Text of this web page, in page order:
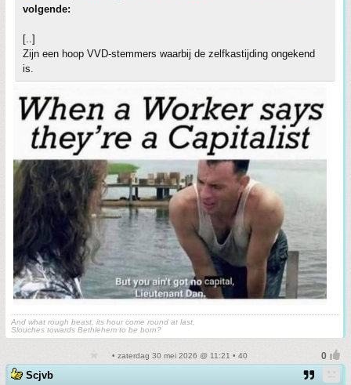
volgende:
[..]
Zijn een hoop VVD-stemmers waarbij de zelfkastijding ongekend
is.
And what rough beast, its hour come round at last,
Slouches towards Bethlehem to be born?
• zaterdag 30 mei 2026 @ 11:21 • 40
Scjvb